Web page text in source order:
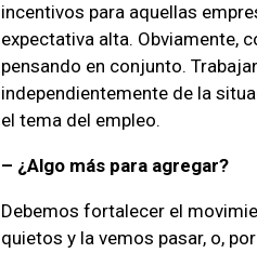
incentivos para aquellas
expectativa alta. Obviamente,
pensando en conjunto.
independientemente de la
el tema del empleo.
– ¿Algo más para agregar?
Debemos fortalecer el
quietos y la vemos pasar, o,